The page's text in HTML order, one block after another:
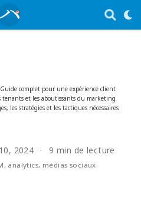
complet pour une expérience client
et les aboutissants du marketing
les stratégies et les tactiques nécessaires
2024
9 min de lecture
, analytics, médias sociaux